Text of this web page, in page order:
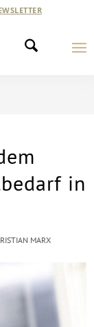
in
MARX